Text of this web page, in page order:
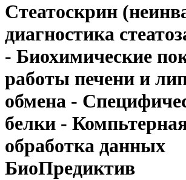
Стеатоскрин
диагностика
- Биохимические
работы печени и
обмена -
белки -
обработка данных
БиоПредиктив